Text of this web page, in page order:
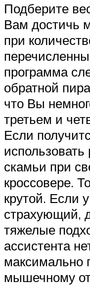
Подберите
Вам достичь
при
программа
обратной
что Вы
третьем и
Если
скамьи при
кроссовере.
крутой. Если
страхующий,
тяжелые
ассистента
максимально
мышечному